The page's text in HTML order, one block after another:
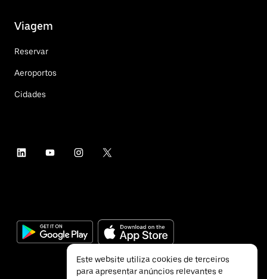
Viagem
Reservar
Aeroportos
Cidades
Este website utiliza cookies de terceiros
para apresentar anúncios relevantes e